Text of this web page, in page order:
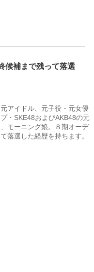
候補まで残って落選
アイドル、元子役・元女優
・SKE48およびAKB48の元
モーニング娘。８期オーデ
落選した経歴を持ちます。